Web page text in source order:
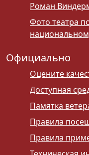
Роман
Фото театра
Официально
Оцените
Доступная
Памятка
Правила
Правила